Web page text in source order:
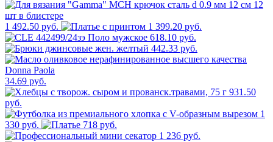
1 492.50 руб.
1 399.20 руб.
618.10 руб.
442.33 руб.
34.69 руб.
931.50
руб.
1
330 руб.
718 руб.
1 236 руб.